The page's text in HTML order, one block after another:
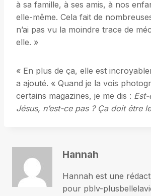
à sa famille, à ses amis, à nos
elle-même. Cela fait de
n’ai pas vu la moindre trace de
elle. »
« En plus de ça, elle est
a ajouté. « Quand je la vois
certains magazines, je me dis :
Jésus, n’est-ce pas ? Ça doit être
Hannah
Hannah est une
pour pblv-